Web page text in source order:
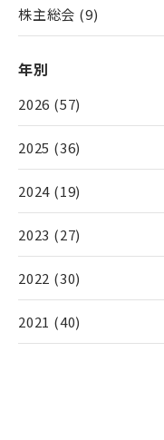
株主総会 (9)
年別
2026 (57)
2025 (36)
2024 (19)
2023 (27)
2022 (30)
2021 (40)